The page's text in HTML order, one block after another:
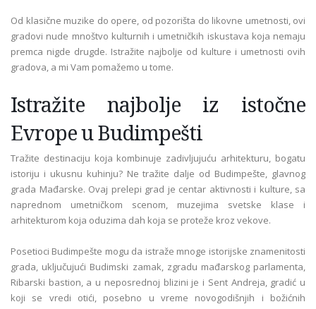
Od klasične muzike do opere, od pozorišta do likovne umetnosti, ovi
gradovi nude mnoštvo kulturnih i umetničkih iskustava koja nemaju
premca nigde drugde. Istražite najbolje od kulture i umetnosti ovih
gradova, a mi Vam pomažemo u tome.
Istražite najbolje iz istočne
Evrope u Budimpešti
Tražite destinaciju koja kombinuje zadivljujuću arhitekturu, bogatu
istoriju i ukusnu kuhinju? Ne tražite dalje od Budimpešte, glavnog
grada Mađarske. Ovaj prelepi grad je centar aktivnosti i kulture, sa
naprednom umetničkom scenom, muzejima svetske klase i
arhitekturom koja oduzima dah koja se proteže kroz vekove.
Posetioci Budimpešte mogu da istraže mnoge istorijske znamenitosti
grada, uključujući Budimski zamak, zgradu mađarskog parlamenta,
Ribarski bastion, a u neposrednoj blizini je i Sent Andreja, gradić u
koji se vredi otići, posebno u vreme novogodišnjih i božićnih